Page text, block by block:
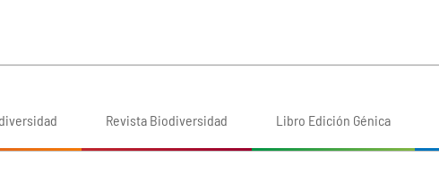
Revista Biodiversidad Libro Edición Génica